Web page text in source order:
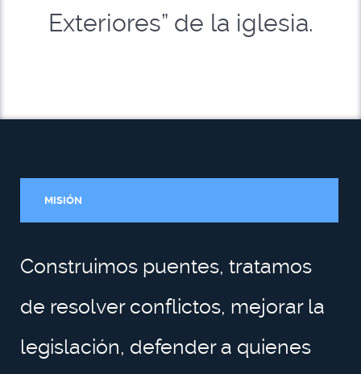
Exteriores” de la iglesia.
MISIÓN
Construimos puentes, tratamos
de resolver conflictos, mejorar la
legislación, defender a quienes